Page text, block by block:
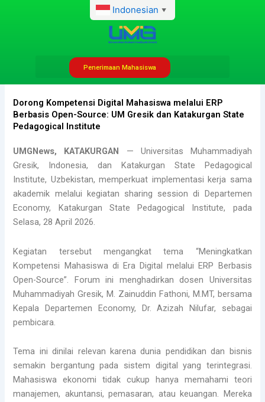
Indonesian ▼
Penerimaan Mahasiswa
Mei 6, 2026 7:00 am
Dorong Kompetensi Digital Mahasiswa melalui ERP
Berbasis Open-Source: UM Gresik dan Katakurgan State
Pedagogical Institute
UMGNews, KATAKURGAN — Universitas Muhammadiyah
Gresik, Indonesia, dan Katakurgan State Pedagogical
Institute, Uzbekistan, memperkuat implementasi kerja sama
akademik melalui kegiatan sharing session di Departemen
Economy, Katakurgan State Pedagogical Institute, pada
Selasa, 28 April 2026.
Kegiatan tersebut mengangkat tema “Meningkatkan
Kompetensi Mahasiswa di Era Digital melalui ERP Berbasis
Open-Source”. Forum ini menghadirkan dosen Universitas
Muhammadiyah Gresik, M. Zainuddin Fathoni, M.MT, bersama
Kepala Departemen Economy, Dr. Azizah Nilufar, sebagai
pembicara.
Tema ini dinilai relevan karena dunia pendidikan dan bisnis
semakin bergantung pada sistem digital yang terintegrasi.
Mahasiswa ekonomi tidak cukup hanya memahami teori
manajemen, akuntansi, pemasaran, atau keuangan. Mereka